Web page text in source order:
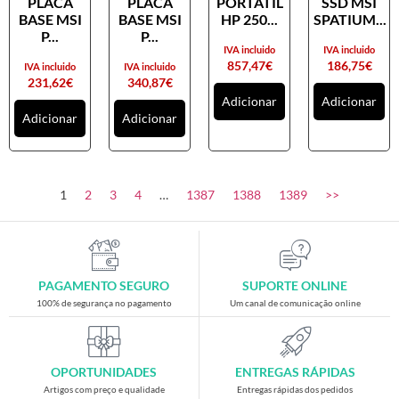
Placas gráficas
SAIS
Ventoínhas
Computadores
All-in-One
Gaming
Acessórios gaming
Cadeiras gaming
Merchandising
BASE MSI
P...
231,62€
IVA incluido
Adicionar
BASE MSI
P...
340,87€
IVA incluido
Adicionar
HP 250...
857,47€
IVA incluido
Adicionar
SPATIUM...
186,75€
IVA incluido
Adicionar
1 2 3 4 … 1387 1388 1389 >>
PAGAMENTO SEGURO
100% de segurança no pagamento
SUPORTE ONLINE
Um canal de comunicação online
OPORTUNIDADES
Artigos com preço e qualidade
ENTREGAS RÁPIDAS
Entregas rápidas dos pedidos